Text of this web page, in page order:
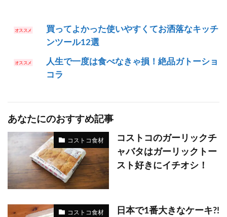
買ってよかった使いやすくてお洒落なキッチ
ンツール12選
人生で一度は食べなきゃ損！絶品ガトーショ
コラ
あなたにのおすすめ記事
コストコ食材
コストコのガーリックチ
ャバタはガーリックトー
スト好きにイチオシ！
コストコ食材
日本で1番大きなケーキ?!